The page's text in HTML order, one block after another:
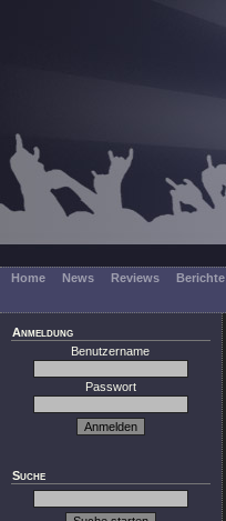
Home News Reviews Berichte
Anmeldung
Benutzername
Passwort
Suche